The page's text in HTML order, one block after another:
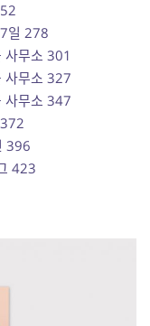
일 278
무소 301
무소 327
무소 347
396
423